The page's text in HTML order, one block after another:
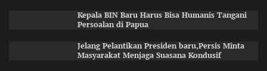
Kepala BIN Baru Harus Bisa Humanis Tangani
Persoalan di Papua
Jelang Pelantikan Presiden baru,Persis Minta
Masyarakat Menjaga Suasana Kondusif